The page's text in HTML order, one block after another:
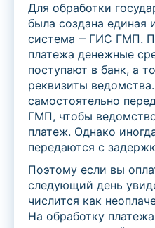
Для обработки
была создана единая
система ‒ ГИС ГМП.
платежа денежные
поступают в банк, а
реквизиты
самостоятельно
ГМП, чтобы
платеж. Однако
передаются с
Поэтому если вы
следующий день
числится как
На обработку